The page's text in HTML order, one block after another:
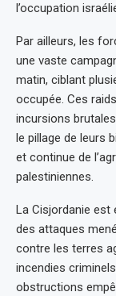
l’occupation
Par ailleurs, les
une vaste
matin, ciblant
occupée. Ces
incursions
le pillage de leurs
et continue de
palestiniennes.
La Cisjordanie est
des attaques
contre les terres
incendies
obstructions